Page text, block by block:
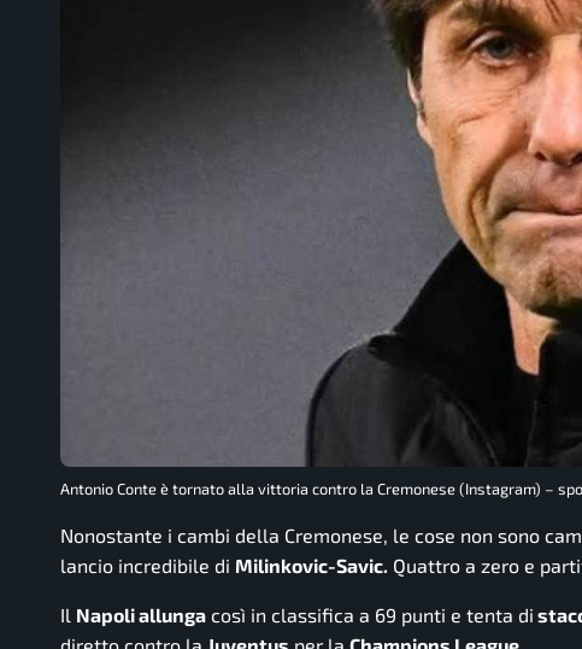
Antonio Conte è tornato alla vittoria contro la Cremonese (Instagram) –
Nonostante i cambi della Cremonese, le cose non sono
lancio incredibile di Milinkovic-Savic. Quattro a zero e
Il Napoli allunga così in classifica a 69 punti e tenta di